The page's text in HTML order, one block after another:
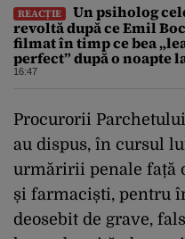
REACȚIE
Un psiholog
revoltă după ce Emil
filmat în timp ce bea
perfect” după o noapte
16:47
Procurorii
au dispus, în cursul
urmăririi penale față
și farmaciști, pentru
deosebit de grave,